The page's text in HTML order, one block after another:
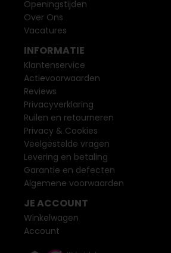
Openingstijden
Over Ons
Vacatures
INFORMATIE
Klantenservice
Actievoorwaarden
Reviews
Privacyverklaring
Ruilen en retourneren
Privacy & Cookies
Veelgestelde vragen
Levering en betaling
Garantie en defecten
Algemene voorwaarden
JE ACCOUNT
Winkelwagen
Account